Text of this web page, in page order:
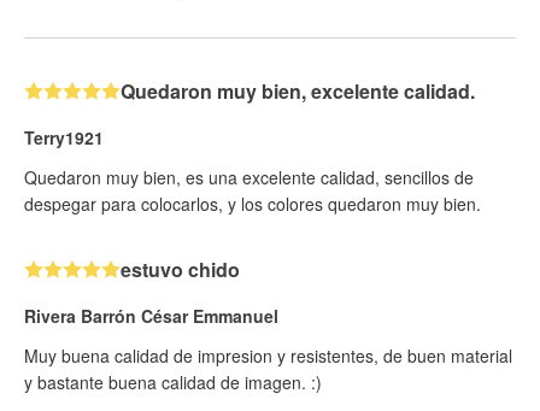
Quedaron muy bien, excelente calidad.
Terry1921
Quedaron muy bien, es una excelente calidad, sencillos de
despegar para colocarlos, y los colores quedaron muy bien.
estuvo chido
Rivera Barrón César Emmanuel
Muy buena calidad de impresion y resistentes, de buen material
y bastante buena calidad de imagen. :)